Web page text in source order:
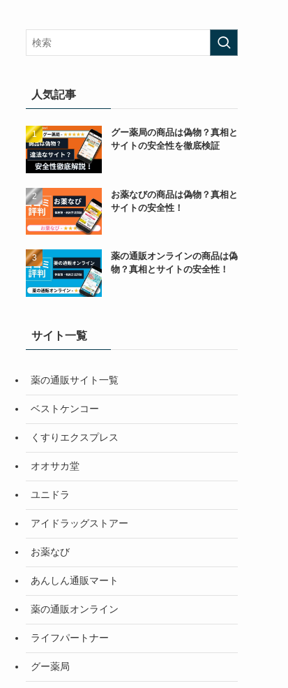
人気記事
グー薬局の商品は偽物？真相と
サイトの安全性を徹底検証
お薬なびの商品は偽物？真相と
サイトの安全性！
薬の通販オンラインの商品は偽
物？真相とサイトの安全性！
サイト一覧
薬の通販サイト一覧
ベストケンコー
くすりエクスプレス
オオサカ堂
ユニドラ
アイドラッグストアー
お薬なび
あんしん通販マート
薬の通販オンライン
ライフパートナー
グー薬局